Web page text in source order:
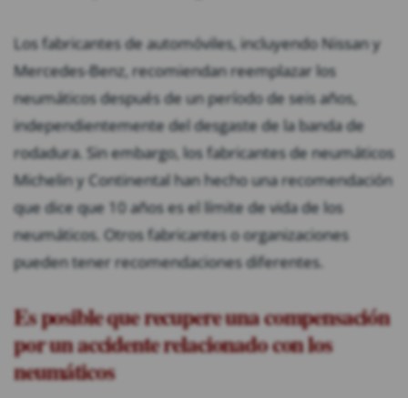
Los fabricantes de automóviles, incluyendo Nissan y
Mercedes-Benz, recomiendan reemplazar los
neumáticos después de un período de seis años,
independientemente del desgaste de la banda de
rodadura. Sin embargo, los fabricantes de neumáticos
Michelin y Continental han hecho una recomendación
que dice que 10 años es el límite de vida de los
neumáticos. Otros fabricantes o organizaciones
pueden tener recomendaciones diferentes.
Es posible que recupere una compensación
por un accidente relacionado con los
neumáticos